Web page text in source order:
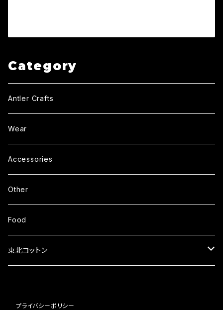
Category
Antler Crafts
Wear
Accessories
Other
Food
東北コットン
プライバシーポリシー